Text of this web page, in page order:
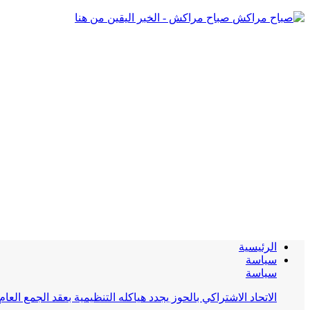
صباح مراكش - الخبر اليقين من هنا
الرئيسية
سياسة
سياسة
الاتحاد الاشتراكي بالحوز يجدد هياكله التنظيمية بعقد الجمع